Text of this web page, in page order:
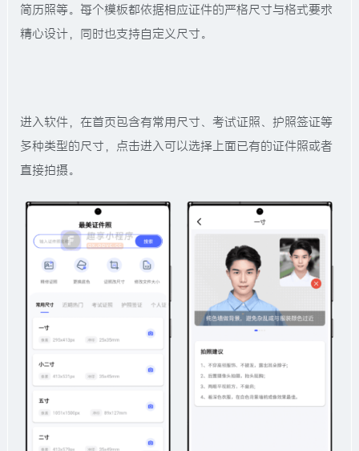
简历照等。每个模板都依据相应证件的严格尺寸与格式要求
精心设计，同时也支持自定义尺寸。
进入软件，在首页包含有常用尺寸、考试证照、护照签证等
多种类型的尺寸，点击进入可以选择上面已有的证件照或者
直接拍摄。